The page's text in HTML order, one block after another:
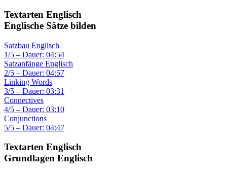
Textarten Englisch
Englische Sätze bilden
Satzbau Englisch
1/5 – Dauer: 04:54
Satzanfänge Englisch
2/5 – Dauer: 04:57
Linking Words
3/5 – Dauer: 03:31
Connectives
4/5 – Dauer: 03:10
Conjunctions
5/5 – Dauer: 04:47
Textarten Englisch
Grundlagen Englisch